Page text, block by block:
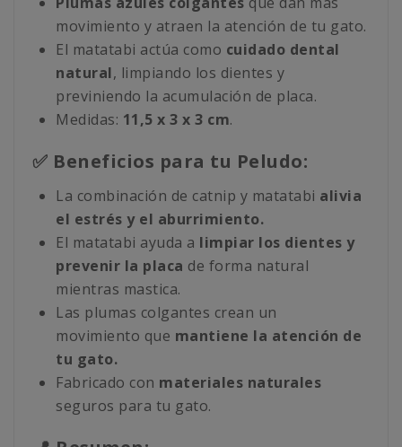
movimiento y atraen la atención de tu gato.
El matatabi actúa como cuidado dental
natural, limpiando los dientes y
previniendo la acumulación de placa.
Medidas: 11,5 x 3 x 3 cm.
✅ Beneficios para tu Peludo:
La combinación de catnip y matatabi alivia
el estrés y el aburrimiento.
El matatabi ayuda a limpiar los dientes y
prevenir la placa de forma natural
mientras mastica.
Las plumas colgantes crean un
movimiento que mantiene la atención de
tu gato.
Fabricado con materiales naturales
seguros para tu gato.